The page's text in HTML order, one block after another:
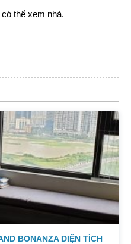
thể xem nhà.
BONANZA DIỆN TÍCH